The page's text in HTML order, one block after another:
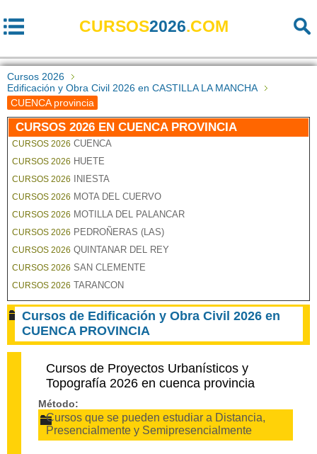
CURSOS2026.COM
Cursos 2026
Edificación y Obra Civil 2026 en CASTILLA LA MANCHA
CUENCA provincia
CURSOS 2026 EN CUENCA PROVINCIA
CURSOS 2026 CUENCA
CURSOS 2026 HUETE
CURSOS 2026 INIESTA
CURSOS 2026 MOTA DEL CUERVO
CURSOS 2026 MOTILLA DEL PALANCAR
CURSOS 2026 PEDROÑERAS (LAS)
CURSOS 2026 QUINTANAR DEL REY
CURSOS 2026 SAN CLEMENTE
CURSOS 2026 TARANCON
Cursos de Edificación y Obra Civil 2026 en
CUENCA PROVINCIA
Cursos de Proyectos Urbanísticos y
Topografía 2026 en cuenca provincia
Método:
Cursos que se pueden estudiar a Distancia,
Presencialmente y Semipresencialmente